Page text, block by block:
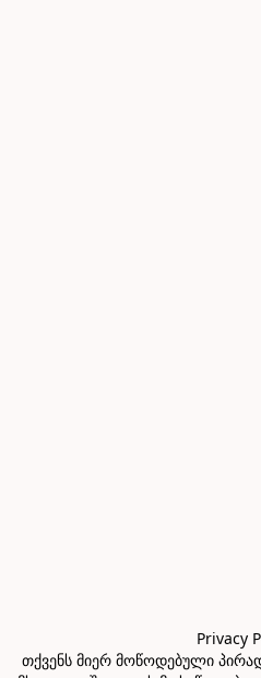
Privacy
თქვენს მიერ მოწოდებული